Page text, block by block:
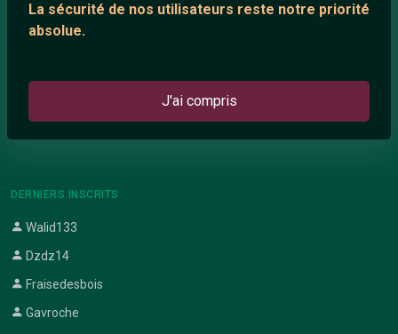
La sécurité de nos utilisateurs reste notre priorité
absolue.
J'ai compris
ARTICLES RÉCENTS
Témoignage de nathanaelle
DERNIERS INSCRITS
Walid133
Dzdz14
Fraisedesbois
Gavroche